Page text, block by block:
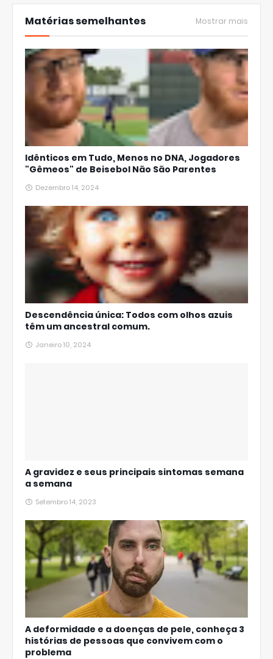
Matérias semelhantes Mostrar mais
Idênticos em Tudo, Menos no DNA, Jogadores
"Gêmeos" de Beisebol Não São Parentes
Dezembro 14, 2024
Descendência única: Todos com olhos azuis
têm um ancestral comum.
Janeiro 10, 2024
A gravidez e seus principais sintomas semana
a semana
Setembro 14, 2023
A deformidade e a doenças de pele, conheça 3
histórias de pessoas que convivem com o
problema